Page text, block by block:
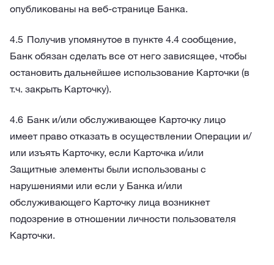
опубликованы на веб-странице Банка.
Получив упомянутое в пункте 4.4 сообщение,
Банк обязан сделать все от него зависящее, чтобы
остановить дальнейшее использование Карточки (в
т.ч. закрыть Карточку).
Банк и/или обслуживающее Карточку лицо
имеет право отказать в осуществлении Операции и/
или изъять Карточку, если Карточка и/или
Защитные элементы были использованы с
нарушениями или если у Банка и/или
обслуживающего Карточку лица возникнет
подозрение в отношении личности пользователя
Карточки.